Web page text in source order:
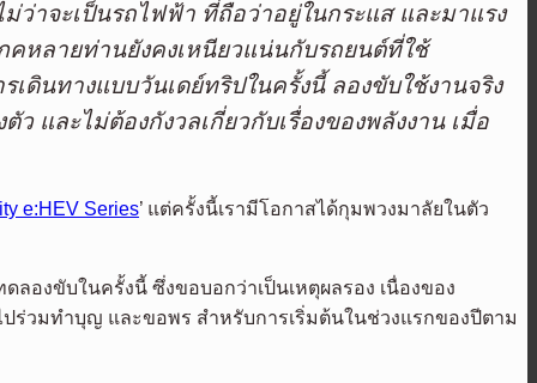
าจะเป็นรถไฟฟ้า ที่ถือว่าอยู่ในกระแส และมาแรง
คหลายท่านยังคงเหนียวแน่นกับรถยนต์ที่ใช้
เดินทางแบบวันเดย์ทริปในครั้งนี้ ลองขับใช้งานจริง
และไม่ต้องกังวลเกี่ยวกับเรื่องของพลังงาน เมื่อ
e:HEV Series’ แต่ครั้งนี้เรามีโอกาสได้กุมพวงมาลัยในตัว
องขับในครั้งนี้ ซึ่งขอบอกว่าเป็นเหตุผลรอง เนื่องของ
ร่วมทำบุญ และขอพร สำหรับการเริ่มต้นในช่วงแรกของปีตาม